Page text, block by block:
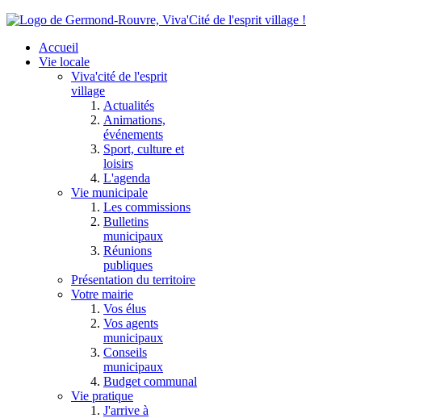
Accueil
Vie locale
Viva'cité de l'esprit
village
Actualités
Animations,
événements
Sport, culture et
loisirs
L'agenda
Vie municipale
Les commissions
Bulletins
municipaux
Réunions
publiques
Présentation du territoire
Votre mairie
Vos élus
Vos agents
municipaux
Conseils
municipaux
Budget communal
Vie pratique
J'arrive à